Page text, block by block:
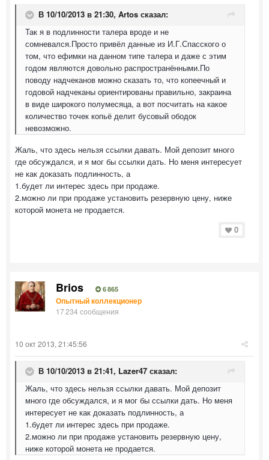
В 10/10/2013 в 21:30, Artos сказал:
Так я в подлинности талера вроде и не
сомневался.Просто привёл данные из И.Г.Спасского о
том, что ефимки на данном типе талера и даже с этим
годом являются довольно распространёнными.По
поводу надчеканов можно сказать то, что копеечный и
годовой надчеканы ориентированы правильно, закраина
в виде широкого полумесяца, а вот посчитать на какое
количество точек копьё делит бусовый ободок
невозможно.
Жаль, что здесь нельзя ссылки давать. Мой депозит много
где обсуждался, и я мог бы ссылки дать. Но меня интересует
не как доказать подлинность, а
1.будет ли интерес здесь при продаже.
2.можно ли при продаже установить резервную цену, ниже
которой монета не продается.
0
Brios 6 865
Опытный коллекционер
17 234 сообщения
10 окт 2013, 21:45:56
В 10/10/2013 в 21:41, Lazer47 сказал:
Жаль, что здесь нельзя ссылки давать. Мой депозит
много где обсуждался, и я мог бы ссылки дать. Но меня
интересует не как доказать подлинность, а
1.будет ли интерес здесь при продаже.
2.можно ли при продаже установить резервную цену,
ниже которой монета не продается.